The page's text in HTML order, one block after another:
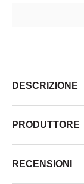
DESCRIZIONE
PRODUTTORE
RECENSIONI